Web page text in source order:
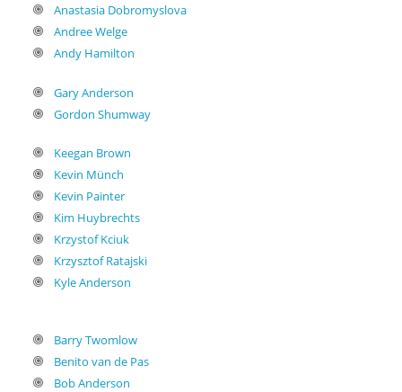
Anastasia Dobromyslova
Andree Welge
Andy Hamilton
Gary Anderson
Gordon Shumway
Keegan Brown
Kevin Münch
Kevin Painter
Kim Huybrechts
Krzystof Kciuk
Krzysztof Ratajski
Kyle Anderson
Barry Twomlow
Benito van de Pas
Bob Anderson